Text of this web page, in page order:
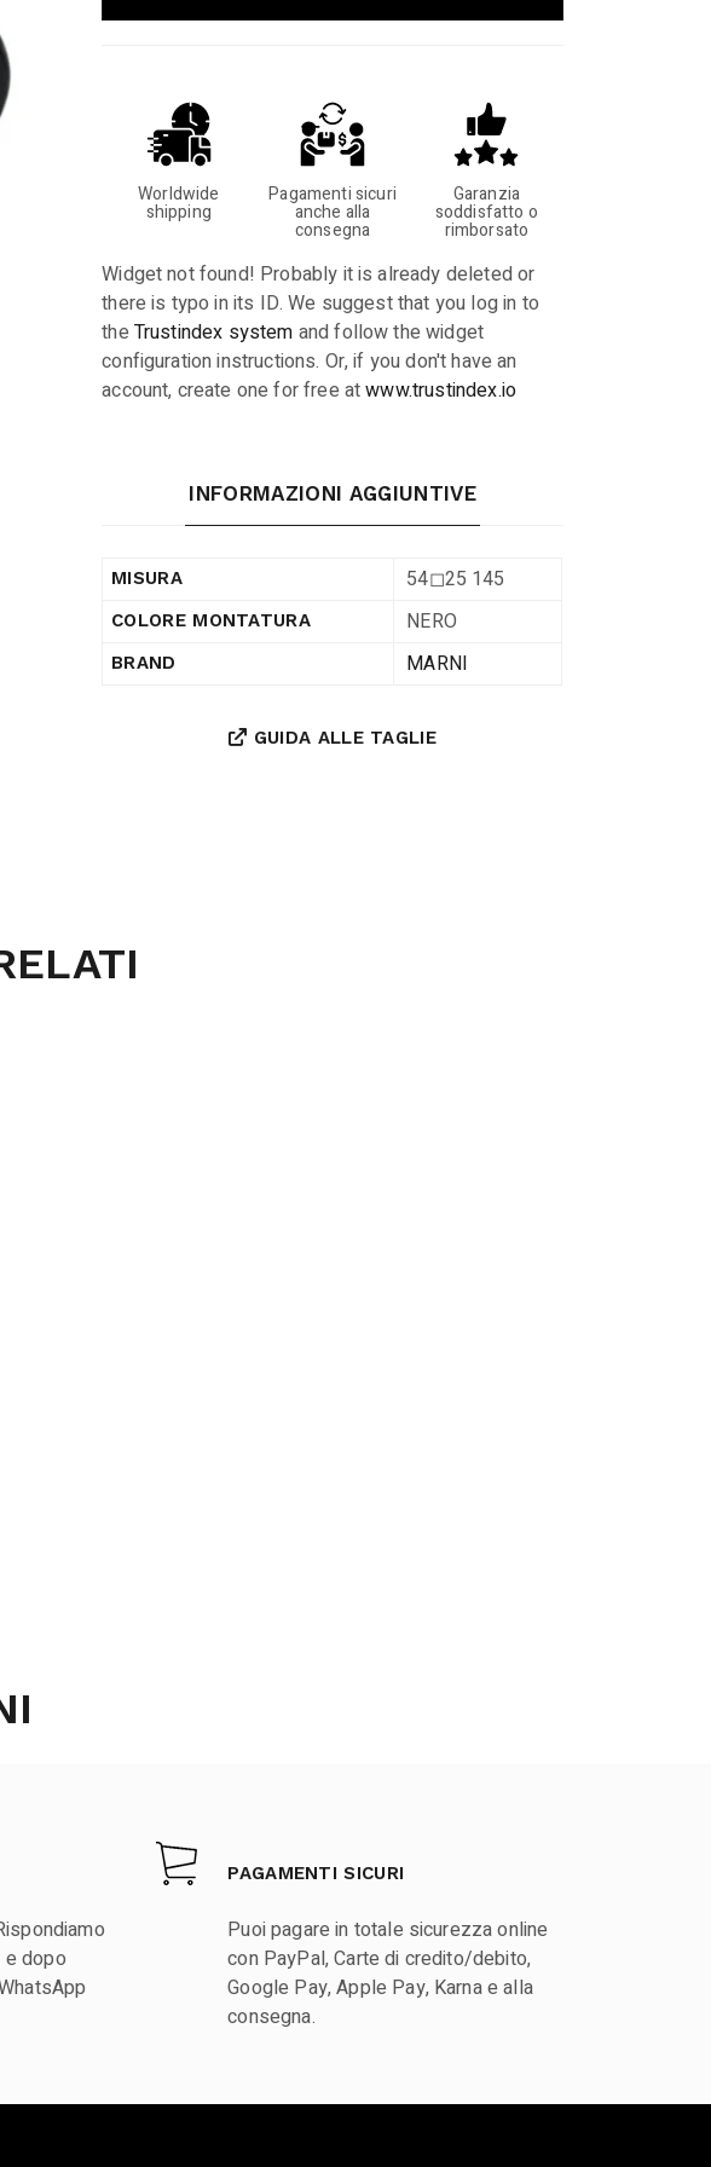
Worldwide
shipping
Pagamenti sicuri
anche alla
consegna
Garanzia
soddisfatto o
rimborsato
Widget not found! Probably it is already deleted or
there is typo in its ID. We suggest that you log in to
the Trustindex system and follow the widget
configuration instructions. Or, if you don't have an
account, create one for free atwww.trustindex.io
INFORMAZIONI AGGIUNTIVE
MISURA 54◻︎25 145
COLORE MONTATURA NERO
BRAND MARNI
GUIDA ALLE TAGLIE
e dopo
PAGAMENTI SICURI
Puoi pagare in totale sicurezza online
con PayPal, Carte di credito/debito,
Google Pay, Apple Pay, Karna e alla
consegna.